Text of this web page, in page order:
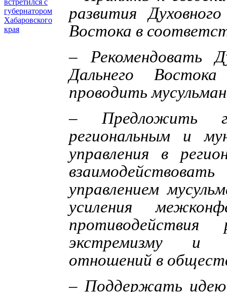
встретился с
губернатором
Хабаровского
края
развития
Востока в
– Рекомендовать
Дальнего
проводить
– Предложить
региональным и
управления в
управлением
усиления
противодействия
экстремизму и
отношений в
– Поддержать идею